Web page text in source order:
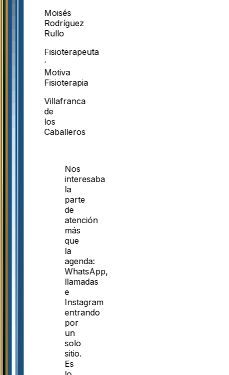
Moisés
Rodríguez
Rullo
Fisioterapeuta
·
Motiva
Fisioterapia
Villafranca
de
los
Caballeros
Nos
interesaba
la
parte
de
atención
más
que
la
agenda:
WhatsApp,
llamadas
e
Instagram
entrando
por
un
solo
sitio.
Es